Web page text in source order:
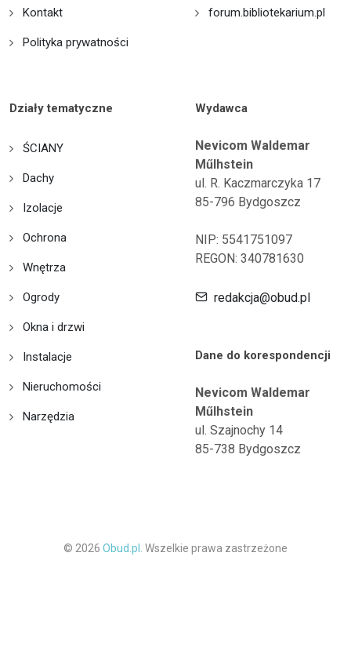
Kontakt
Polityka prywatności
forum.bibliotekarium.pl
Działy tematyczne
ŚCIANY
Dachy
Izolacje
Ochrona
Wnętrza
Ogrody
Okna i drzwi
Instalacje
Nieruchomości
Narzędzia
Wydawca
Nevicom Waldemar
Műlhstein
ul. R. Kaczmarczyka 17
85-796 Bydgoszcz
NIP: 5541751097
REGON: 340781630
redakcja@obud.pl
Dane do korespondencji
Nevicom Waldemar
Műlhstein
ul. Szajnochy 14
85-738 Bydgoszcz
© 2026 Obud.pl. Wszelkie prawa zastrzeżone